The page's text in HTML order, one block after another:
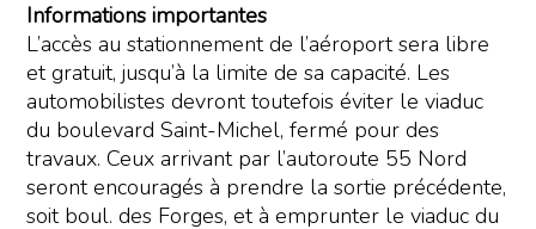
Informations importantes
L’accès au stationnement de l’aéroport sera libre
et gratuit, jusqu’à la limite de sa capacité. Les
automobilistes devront toutefois éviter le viaduc
du boulevard Saint-Michel, fermé pour des
travaux. Ceux arrivant par l’autoroute 55 Nord
seront encouragés à prendre la sortie précédente,
soit boul. des Forges, et à emprunter le viaduc du